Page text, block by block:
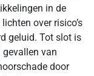
in de
over risico’s
geluid. Tot slot is
gevallen van
door